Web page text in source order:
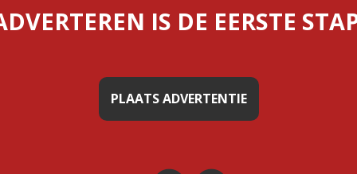
IS DE EERSTE
PLAATS ADVERTENTIE